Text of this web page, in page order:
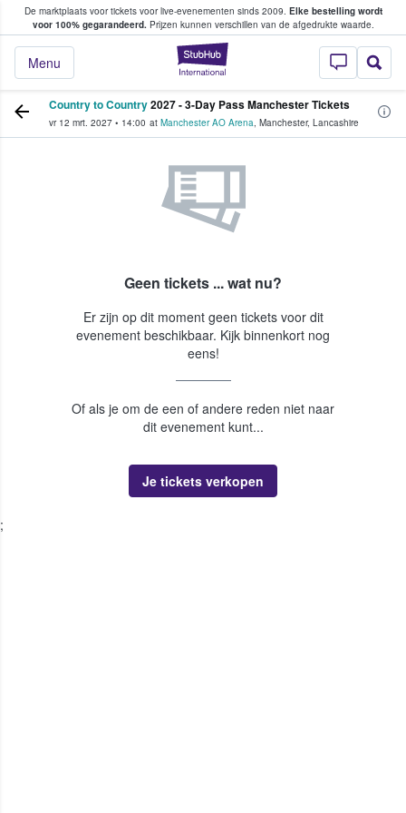
De marktplaats voor tickets voor live-evenementen sinds 2009. Elke bestelling wordt
voor 100% gegarandeerd.Prijzen kunnen verschillen van de afgedrukte waarde.
StubHub: waar
Menu
tickets kopen en verkopen
Country to Country2027 - 3-Day Pass Manchester Tickets
vr 12 mrt. 2027 • 14:00 at Manchester AO Arena, Manchester, Lancashire
Geen tickets ... wat nu?
Er zijn op dit moment geen tickets voor dit
evenement beschikbaar. Kijk binnenkort nog
eens!
Of als je om de een of andere reden niet naar
dit evenement kunt...
Je tickets verkopen
;